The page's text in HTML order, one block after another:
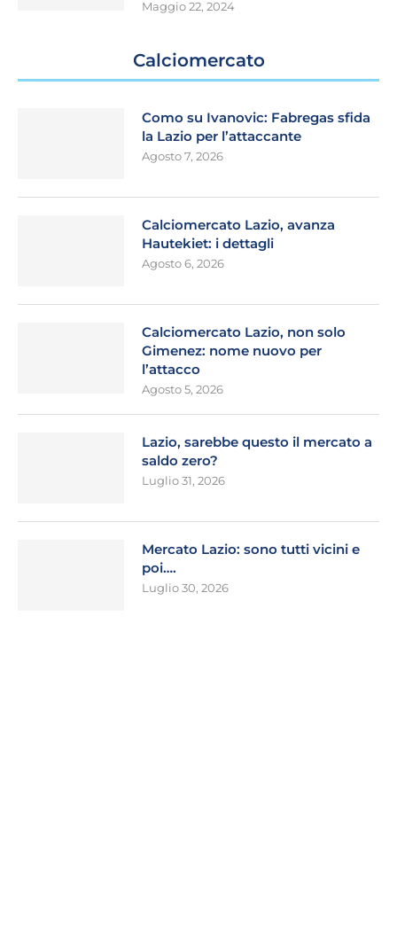
Maggio 22, 2024
Calciomercato
Como su Ivanovic: Fabregas sfida
la Lazio per l’attaccante
Agosto 7, 2026
Calciomercato Lazio, avanza
Hautekiet: i dettagli
Agosto 6, 2026
Calciomercato Lazio, non solo
Gimenez: nome nuovo per
l’attacco
Agosto 5, 2026
Lazio, sarebbe questo il mercato a
saldo zero?
Luglio 31, 2026
Mercato Lazio: sono tutti vicini e
poi….
Luglio 30, 2026